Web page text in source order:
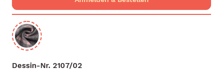
Dessin-Nr. 2107/02